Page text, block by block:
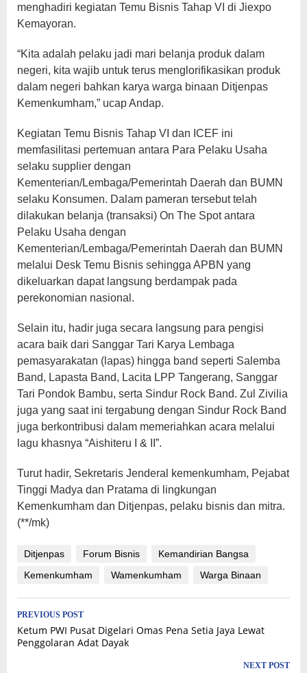
menghadiri kegiatan Temu Bisnis Tahap VI di Jiexpo
Kemayoran.
“Kita adalah pelaku jadi mari belanja produk dalam
negeri, kita wajib untuk terus menglorifikasikan produk
dalam negeri bahkan karya warga binaan Ditjenpas
Kemenkumham,” ucap Andap.
Kegiatan Temu Bisnis Tahap VI dan ICEF ini
memfasilitasi pertemuan antara Para Pelaku Usaha
selaku supplier dengan
Kementerian/Lembaga/Pemerintah Daerah dan BUMN
selaku Konsumen. Dalam pameran tersebut telah
dilakukan belanja (transaksi) On The Spot antara
Pelaku Usaha dengan
Kementerian/Lembaga/Pemerintah Daerah dan BUMN
melalui Desk Temu Bisnis sehingga APBN yang
dikeluarkan dapat langsung berdampak pada
perekonomian nasional.
Selain itu, hadir juga secara langsung para pengisi
acara baik dari Sanggar Tari Karya Lembaga
pemasyarakatan (lapas) hingga band seperti Salemba
Band, Lapasta Band, Lacita LPP Tangerang, Sanggar
Tari Pondok Bambu, serta Sindur Rock Band. Zul Zivilia
juga yang saat ini tergabung dengan Sindur Rock Band
juga berkontribusi dalam memeriahkan acara melalui
lagu khasnya “Aishiteru I & II”.
Turut hadir, Sekretaris Jenderal kemenkumham, Pejabat
Tinggi Madya dan Pratama di lingkungan
Kemenkumham dan Ditjenpas, pelaku bisnis dan mitra.
(**/mk)
Ditjenpas Forum Bisnis
Kemandirian Bangsa
Kemenkumham
Wamenkumham Warga Binaan
Post
navigation
PREVIOUS POST
Ketum PWI Pusat Digelari Omas Pena Setia Jaya Lewat
Penggolaran Adat Dayak
NEXT POST